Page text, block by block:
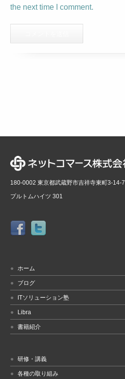
the next time I comment.
180-0002 東京都武蔵野市吉祥寺東町3-14-7
プルトムハイツ 301
ホーム
ブログ
ITソリューション塾
Libra
書籍紹介
研修・講義
各種の取り組み